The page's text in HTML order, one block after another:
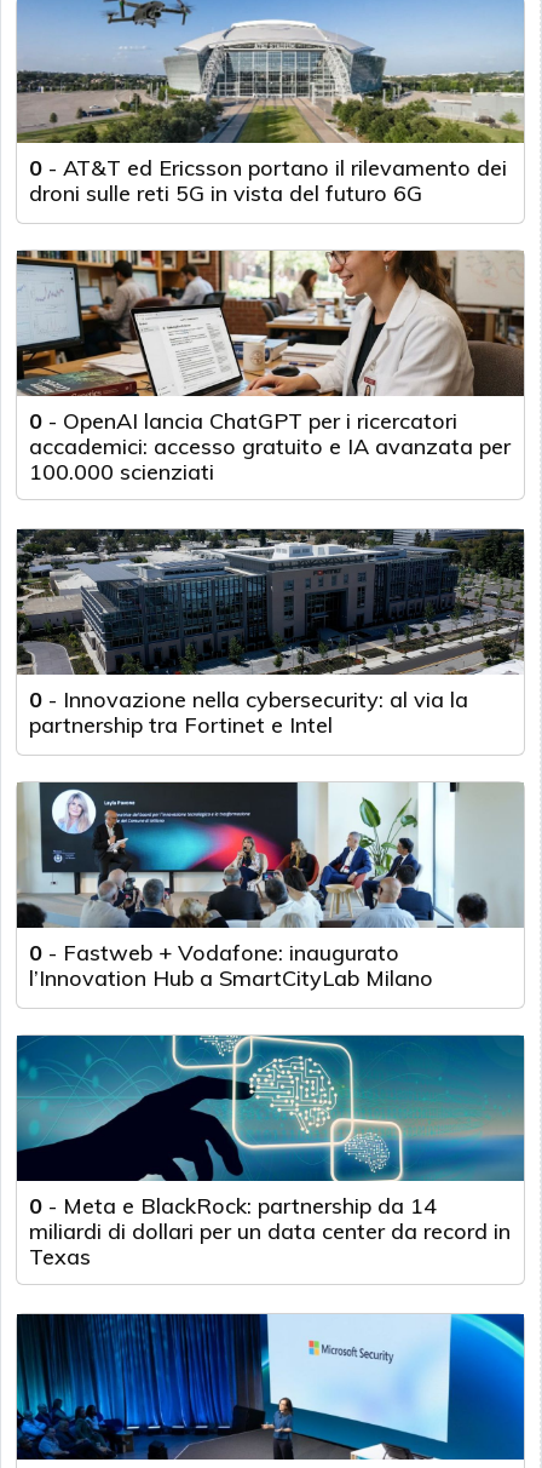
0 - AT&T ed Ericsson portano il rilevamento dei
droni sulle reti 5G in vista del futuro 6G
0 - OpenAI lancia ChatGPT per i ricercatori
accademici: accesso gratuito e IA avanzata per
100.000 scienziati
0 - Innovazione nella cybersecurity: al via la
partnership tra Fortinet e Intel
0 - Fastweb + Vodafone: inaugurato
l’Innovation Hub a SmartCityLab Milano
0 - Meta e BlackRock: partnership da 14
miliardi di dollari per un data center da record in
Texas